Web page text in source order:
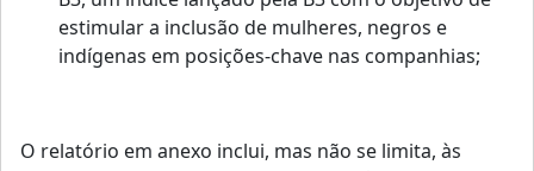
estimular a inclusão de mulheres, negros e
indígenas em posições-chave nas companhias;
O relatório em anexo inclui, mas não se limita, às